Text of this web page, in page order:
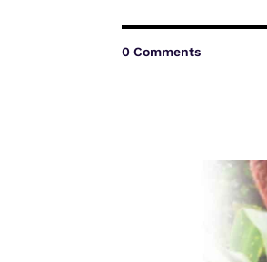
0 Comments